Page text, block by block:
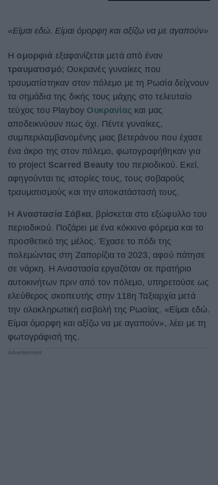
Green
Αφιερώματα
ΒΟΞ
Χωρίς Ταμπέλες
Women's Forum
Γάμος
Market News
«Είμαι εδώ. Είμαι όμορφη και αξίζω να με αγαπούν»
Η ομορφιά εξαφανίζεται μετά από έναν
τραυματισμό; Ουκρανές γυναίκες που
τραυματίστηκαν στον πόλεμο με τη Ρωσία δείχνουν
τα σημάδια της δικής τους μάχης στο τελευταίο
τεύχος του Playboy Ουκρανίας και μας
αποδεικνύουν πως όχι. Πέντε γυναίκες,
συμπεριλαμβανομένης μιας βετεράνου που έχασε
ένα άκρο της στον πόλεμο, φωτογραφήθηκαν για
το project Scarred Beauty του περιοδικού. Εκεί,
αφηγούνται τις ιστορίες τους, τους σοβαρούς
τραυματισμούς και την αποκατάστασή τους.
Η Αναστασία Σάβκα, βρίσκεται στο εξώφυλλο του
περιοδικού. Ποζάρει με ένα κόκκινο φόρεμα και το
προσθετικό της μέλος. Έχασε το πόδι της
πολεμώντας στη Ζαπορίζια το 2023, αφού πάτησε
σε νάρκη. Η Αναστασία εργαζόταν σε πρατήριο
αυτοκινήτων πριν από τον πόλεμο, υπηρετούσε ως
ελεύθερος σκοπευτής στην 118η Ταξιαρχία μετά
την ολοκληρωτική εισβολή της Ρωσίας. «Είμαι εδώ.
Είμαι όμορφη και αξίζω να με αγαπούν», λέει με τη
φωτογράφισή της.